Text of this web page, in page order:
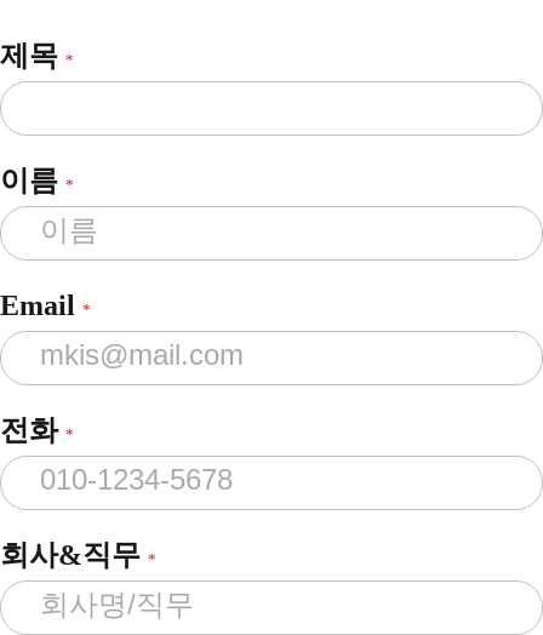
제목 *
이름 *
Email *
전화 *
회사&직무 *